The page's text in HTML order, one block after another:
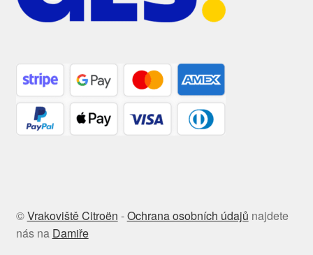
©Vrakoviště Citroën -Ochrana osobních údajů najdete
nás na Damiře